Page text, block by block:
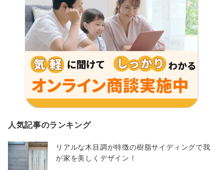
人気記事のランキング
リアルな木目調が特徴の樹脂サイディングで我
が家を美しくデザイン！